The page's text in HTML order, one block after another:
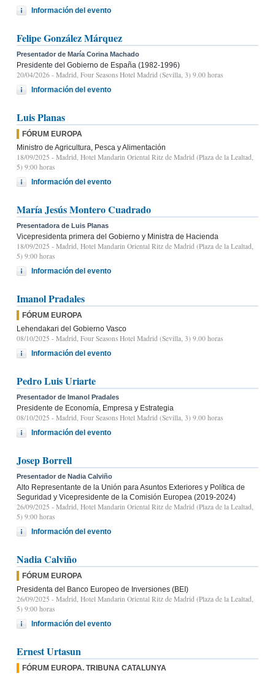
Información del evento
Felipe González Márquez
Presentador de María Corina Machado
Presidente del Gobierno de España (1982-1996)
20/04/2026 - Madrid, Four Seasons Hotel Madrid (Sevilla, 3) 9.00 horas
Información del evento
Luis Planas
FÓRUM EUROPA
Ministro de Agricultura, Pesca y Alimentación
18/09/2025 - Madrid, Hotel Mandarin Oriental Ritz de Madrid (Plaza de la Lealtad,
5) 9:00 horas
Información del evento
María Jesús Montero Cuadrado
Presentadora de Luis Planas
Vicepresidenta primera del Gobierno y Ministra de Hacienda
18/09/2025 - Madrid, Hotel Mandarin Oriental Ritz de Madrid (Plaza de la Lealtad,
5) 9:00 horas
Información del evento
Imanol Pradales
FÓRUM EUROPA
Lehendakari del Gobierno Vasco
08/10/2025 - Madrid, Four Seasons Hotel Madrid (Sevilla, 3) 9.00 horas
Información del evento
Pedro Luis Uriarte
Presentador de Imanol Pradales
Presidente de Economía, Empresa y Estrategia
08/10/2025 - Madrid, Four Seasons Hotel Madrid (Sevilla, 3) 9.00 horas
Información del evento
Josep Borrell
Presentador de Nadia Calviño
Alto Representante de la Unión para Asuntos Exteriores y Política de
Seguridad y Vicepresidente de la Comisión Europea (2019-2024)
26/09/2025 - Madrid, Hotel Mandarin Oriental Ritz de Madrid (Plaza de la Lealtad,
5) 9:00 horas
Información del evento
Nadia Calviño
FÓRUM EUROPA
Presidenta del Banco Europeo de Inversiones (BEI)
26/09/2025 - Madrid, Hotel Mandarin Oriental Ritz de Madrid (Plaza de la Lealtad,
5) 9:00 horas
Información del evento
Ernest Urtasun
FÓRUM EUROPA. TRIBUNA CATALUNYA